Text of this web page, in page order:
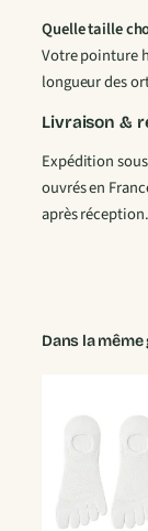
Quelle taille
Votre pointure
longueur des
Livraison &
Expédition
ouvrés en
après
Dans la même